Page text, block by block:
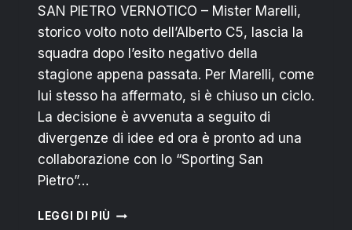
SAN PIETRO VERNOTICO – Mister Marelli,
storico volto noto dell’Alberto C5, lascia la
squadra dopo l’esito negativo della
stagione appena passata. Per Marelli, come
lui stesso ha affermato, si è chiuso un ciclo.
La decisione è avvenuta a seguito di
divergenze di idee ed ora è pronto ad una
collaborazione con lo “Sporting San
Pietro”…
LEGGI DI PIÙ SAN